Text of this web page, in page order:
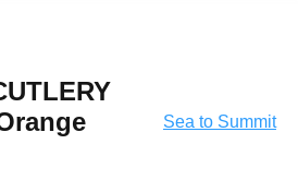
Sea to Summit